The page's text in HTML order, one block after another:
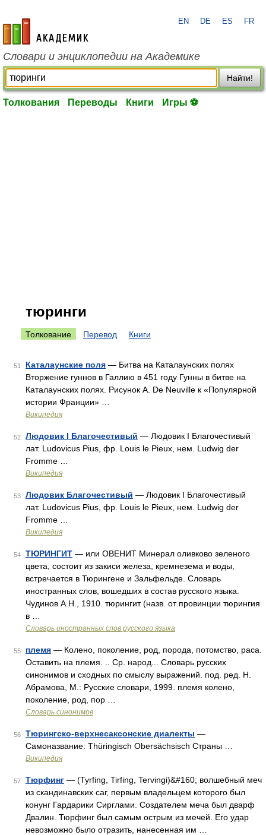
academic.ru
EN DE ES FR
Словари и энциклопедии на Академике
Найти!
Толкования Переводы Книги Игры ⚽
тюринги
Толкование Перевод Книги
51 Каталаунские поля — Битва на Каталаунских полях
Вторжение гуннов в Галлию в 451 году Гунны в битве на
Каталаунских полях. Рисунок A. De Neuville к «Популярной
истории Франции» …
Википедия
52 Людовик І Благочестивый — Людовик I Благочестивый
лат. Ludovicus Pius, фр. Louis le Pieux, нем. Ludwig der
Fromme …
Википедия
53 Людовик Благочестивый — Людовик I Благочестивый
лат. Ludovicus Pius, фр. Louis le Pieux, нем. Ludwig der
Fromme …
Википедия
54 ТЮРИНГИТ — или ОВЕНИТ Минерал оливково зеленого
цвета, состоит из закиси железа, кремнезема и воды,
встречается в Тюрингене и Зальфельде. Словарь
иностранных слов, вошедших в состав русского языка.
Чудинов А.Н., 1910. тюрингит (назв. от провинции тюрингия
в …
Словарь иностранных слов русского языка
55 племя — Колено, поколение, род, порода, потомство, раса.
Оставить на племя. .. Ср. народ... Словарь русских
синонимов и сходных по смыслу выражений. под. ред. Н.
Абрамова, М.: Русские словари, 1999. племя колено,
поколение, род, пор …
Словарь синонимов
56 Тюрингско-верхнесаксонские диалекты —
Самоназвание: Thüringisch Obersächsisch Страны …
Википедия
57 Тюрфинг — (Tyrfing, Tirfing, Tervingi)&#160; волшебный меч
из скандинавских саг, первым владельцем которого был
конунг Гардарики Сирглами. Создателем меча был дварф
Двалин. Тюрфинг был самым острым из мечей. Его удар
невозможно было отразить, нанесенная им …